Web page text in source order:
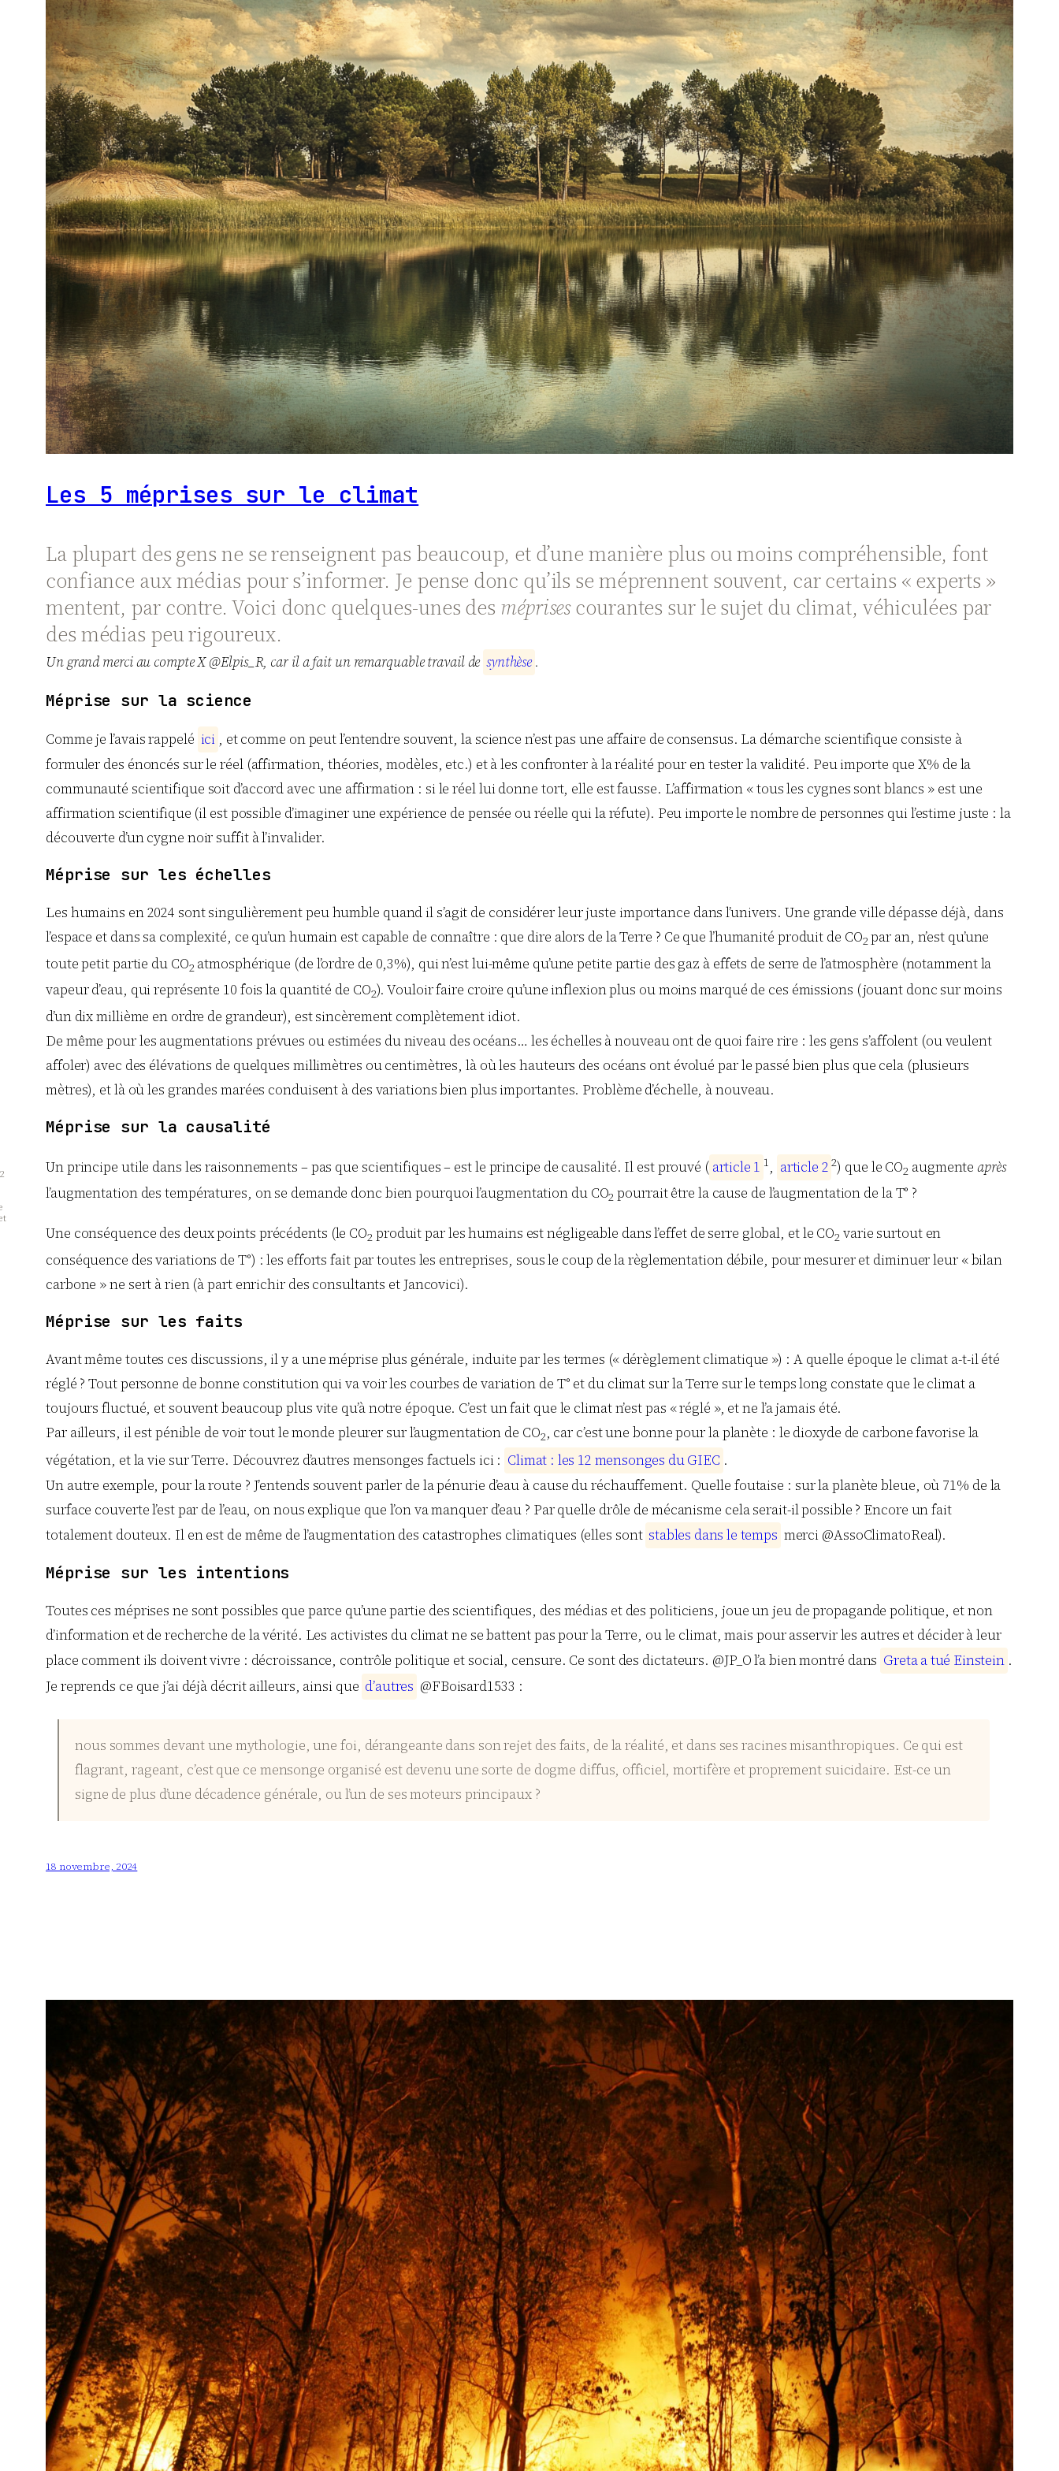
Les 5 méprises sur le climat
La plupart des gens ne se renseignent pas beaucoup, et d’une manière plus ou moins compréhensible, font
confiance aux médias pour s’informer. Je pense donc qu’ils se méprennent souvent, car certains « experts »
mentent, par contre. Voici donc quelques-unes des méprisescourantes sur le sujet du climat, véhiculées par
des médias peu rigoureux.
Un grand merci au compte X @Elpis_R, car il a fait un remarquable travail de synthèse .
Méprise sur la science
Comme je l’avais rappelé ici , et comme on peut l’entendre souvent, la science n’est pas une affaire de consensus. La démarche scientifique consiste à
formuler des énoncés sur le réel (affirmation, théories, modèles, etc.) et à les confronter à la réalité pour en tester la validité. Peu importe que X% de la
communauté scientifique soit d’accord avec une affirmation : si le réel lui donne tort, elle est fausse. L’affirmation « tous les cygnes sont blancs » est une
affirmation scientifique (il est possible d’imaginer une expérience de pensée ou réelle qui la réfute). Peu importe le nombre de personnes qui l’estime juste : la
découverte d’un cygne noir suffit à l’invalider.
Méprise sur les échelles
Les humains en 2024 sont singulièrement peu humble quand il s’agit de considérer leur juste importance dans l’univers. Une grande ville dépasse déjà, dans
l’espace et dans sa complexité, ce qu’un humain est capable de connaître : que dire alors de la Terre ? Ce que l’humanité produit de CO2par an, n’est qu’une
toute petit partie du CO2 atmosphérique (de l’ordre de 0,3%), qui n’est lui-même qu’une petite partie des gaz à effets de serre de l’atmosphère (notamment la
vapeur d’eau, qui représente 10 fois la quantité de CO2). Vouloir faire croire qu’une inflexion plus ou moins marqué de ces émissions (jouant donc sur moins
d’un dix millième en ordre de grandeur), est sincèrement complètement idiot.
De même pour les augmentations prévues ou estimées du niveau des océans… les échelles à nouveau ont de quoi faire rire : les gens s’affolent (ou veulent
affoler) avec des élévations de quelques millimètres ou centimètres, là où les hauteurs des océans ont évolué par le passé bien plus que cela (plusieurs
mètres), et là où les grandes marées conduisent à des variations bien plus importantes. Problème d’échelle, à nouveau.
Méprise sur la causalité
Un principe utile dans les raisonnements – pas que scientifiques – est le principe de causalité. Il est prouvé ( article 1 1, article 2 2) que le CO2 augmenteaprès
l’augmentation des températures, on se demande donc bien pourquoi l’augmentation du CO2 pourrait être la cause de l’augmentation de la T° ?
Une conséquence des deux points précédents (le CO2 produit par les humains est négligeable dans l’effet de serre global, et le CO2 varie surtout en
conséquence des variations de T°) : les efforts fait par toutes les entreprises, sous le coup de la règlementation débile, pour mesurer et diminuer leur « bilan
carbone » ne sert à rien (à part enrichir des consultants et Jancovici).
Méprise sur les faits
Avant même toutes ces discussions, il y a une méprise plus générale, induite par les termes (« dérèglement climatique ») : A quelle époque le climat a-t-il été
réglé ? Tout personne de bonne constitution qui va voir les courbes de variation de T° et du climat sur la Terre sur le temps long constate que le climat a
toujours fluctué, et souvent beaucoup plus vite qu’à notre époque. C’est un fait que le climat n’est pas « réglé », et ne l’a jamais été.
Par ailleurs, il est pénible de voir tout le monde pleurer sur l’augmentation de CO2, car c’est une bonne pour la planète : le dioxyde de carbone favorise la
végétation, et la vie sur Terre. Découvrez d’autres mensonges factuels ici : Climat : les 12 mensonges duGIEC .
Un autre exemple, pour la route ? J’entends souvent parler de la pénurie d’eau à cause du réchauffement. Quelle foutaise : sur la planète bleue, où 71% de la
surface couverte l’est par de l’eau, on nous explique que l’on va manquer d’eau ? Par quelle drôle de mécanisme cela serait-il possible ? Encore un fait
totalement douteux. Il en est de même de l’augmentation des catastrophes climatiques (elles sont stables dans le temps merci @AssoClimatoReal).
Méprise sur les intentions
Toutes ces méprises ne sont possibles que parce qu’une partie des scientifiques, des médias et des politiciens, joue un jeu de propagande politique, et non
d’information et de recherche de la vérité. Les activistes du climat ne se battent pas pour la Terre, ou le climat, mais pour asservir les autres et décider à leur
place comment ils doivent vivre : décroissance, contrôle politique et social, censure. Ce sont des dictateurs. @JP_O l’a bien montré dans Gretaatué Einstein .
Je reprends ce que j’ai déjà décrit ailleurs, ainsi que d’autres @FBoisard1533 :
nous sommes devant une mythologie, une foi, dérangeante dans son rejet des faits, de la réalité, et dans ses racines misanthropiques. Ce qui est
flagrant, rageant, c’est que ce mensonge organisé est devenu une sorte de dogme diffus, officiel, mortifère et proprement suicidaire. Est-ce un
signe de plus d’une décadence générale, ou l’un de ses moteurs principaux ?
18 novembre, 2024